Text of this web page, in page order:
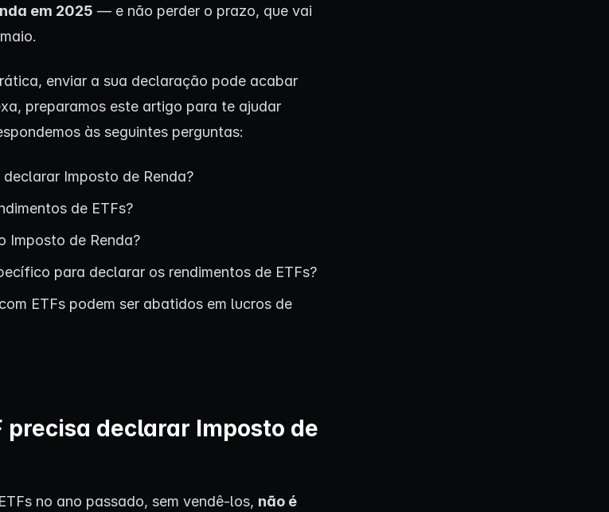
em 2025 — e não perder o prazo, que vai
enviar a sua declaração pode acabar
preparamos este artigo para te ajudar
às seguintes perguntas:
Imposto de Renda?
de ETFs?
Imposto de Renda?
para declarar os rendimentos de ETFs?
ETFs podem ser abatidos em lucros de
precisa declarar Imposto de
no ano passado, sem vendê-los, não é